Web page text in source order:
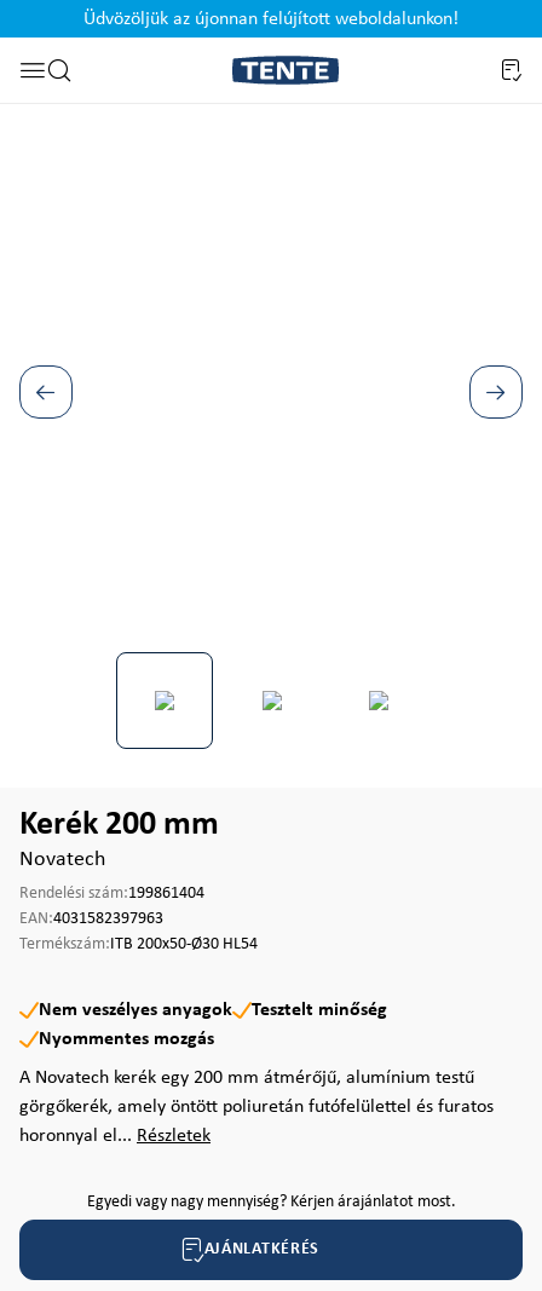
Ugrás a kereséshez
Üdvözöljük az újonnan felújított weboldalunkon!
Kerék 200 mm
Novatech
Rendelési szám:199861404
EAN:4031582397963
Termékszám:ITB 200x50-Ø30 HL54
Nem veszélyes anyagok
Tesztelt minőség
Nyommentes mozgás
A Novatech kerék egy 200 mm átmérőjű, alumínium testű
görgőkerék, amely öntött poliuretán futófelülettel és furatos
horonnyal el... Részletek
Egyedi vagy nagy mennyiség? Kérjen árajánlatot most.
AJÁNLATKÉRÉS